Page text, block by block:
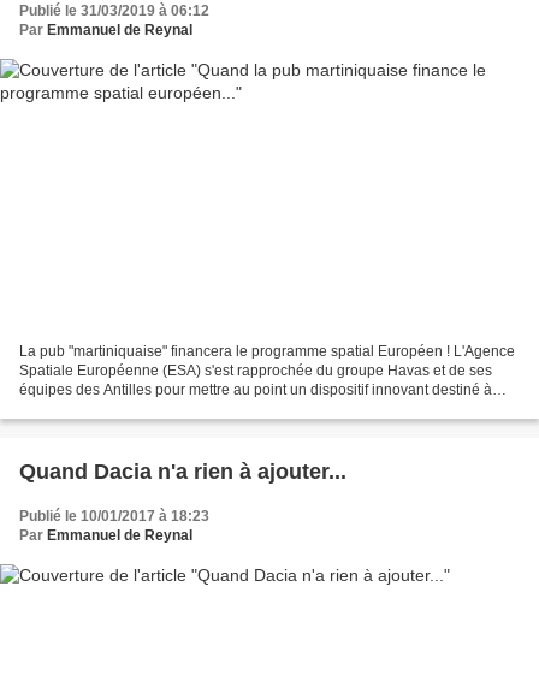
Publié le 31/03/2019 à 06:12
Par Emmanuel de Reynal
La pub "martiniquaise" financera le programme spatial Européen ! L'Agence
Spatiale Européenne (ESA) s'est rapprochée du groupe Havas et de ses
équipes des Antilles pour mettre au point un dispositif innovant destiné à
Quand Dacia n'a rien à ajouter...
Publié le 10/01/2017 à 18:23
Par Emmanuel de Reynal